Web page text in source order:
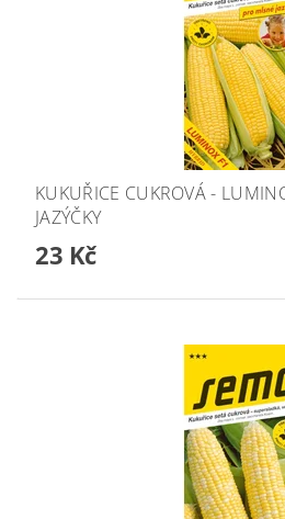
KUKUŘICE CUKROVÁ -
JAZÝČKY
23 Kč